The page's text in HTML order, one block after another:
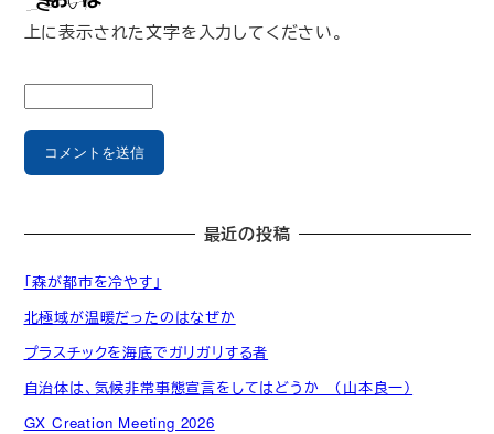
上に表示された文字を入力してください。
最近の投稿
「森が都市を冷やす」
北極域が温暖だったのはなぜか
プラスチックを海底でガリガリする者
自治体は、気候非常事態宣言をしてはどうか （山本良一）
GX Creation Meeting 2026